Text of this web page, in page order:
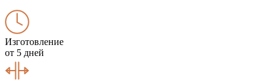
Изготовление
от 5 дней